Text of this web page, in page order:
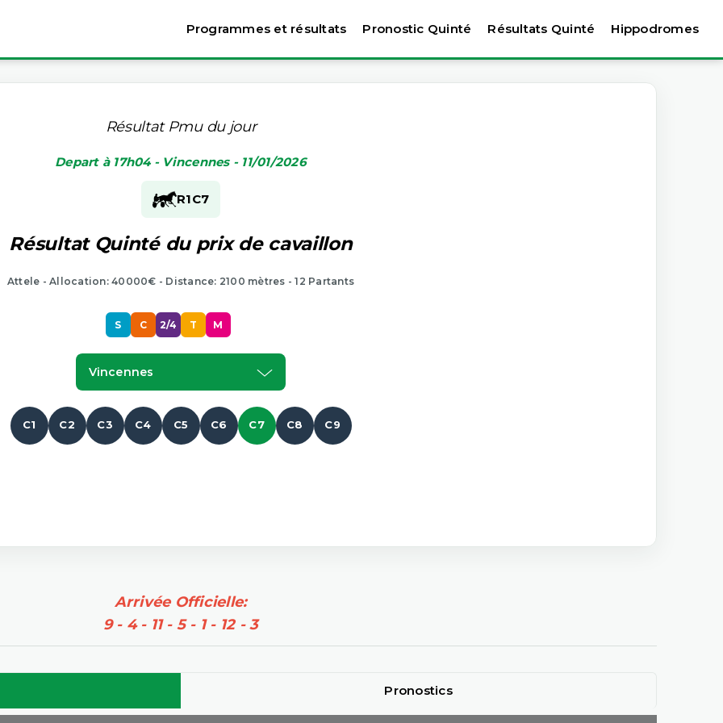
Programmes et résultats Pronostic Quinté Résultats Quinté Hippodromes
Résultat Pmu du jour
Depart à 17h04 - Vincennes - 11/01/2026
R1C7
Résultat Quinté du prix de cavaillon
Attele - Allocation: 40000€ - Distance: 2100 mètres - 12 Partants
S C 2/4 T M
Vincennes
C1 C2 C3 C4 C5 C6 C7 C8 C9
Arrivée Officielle:
9 - 4 - 11 - 5 - 1 - 12 - 3
Pronostics